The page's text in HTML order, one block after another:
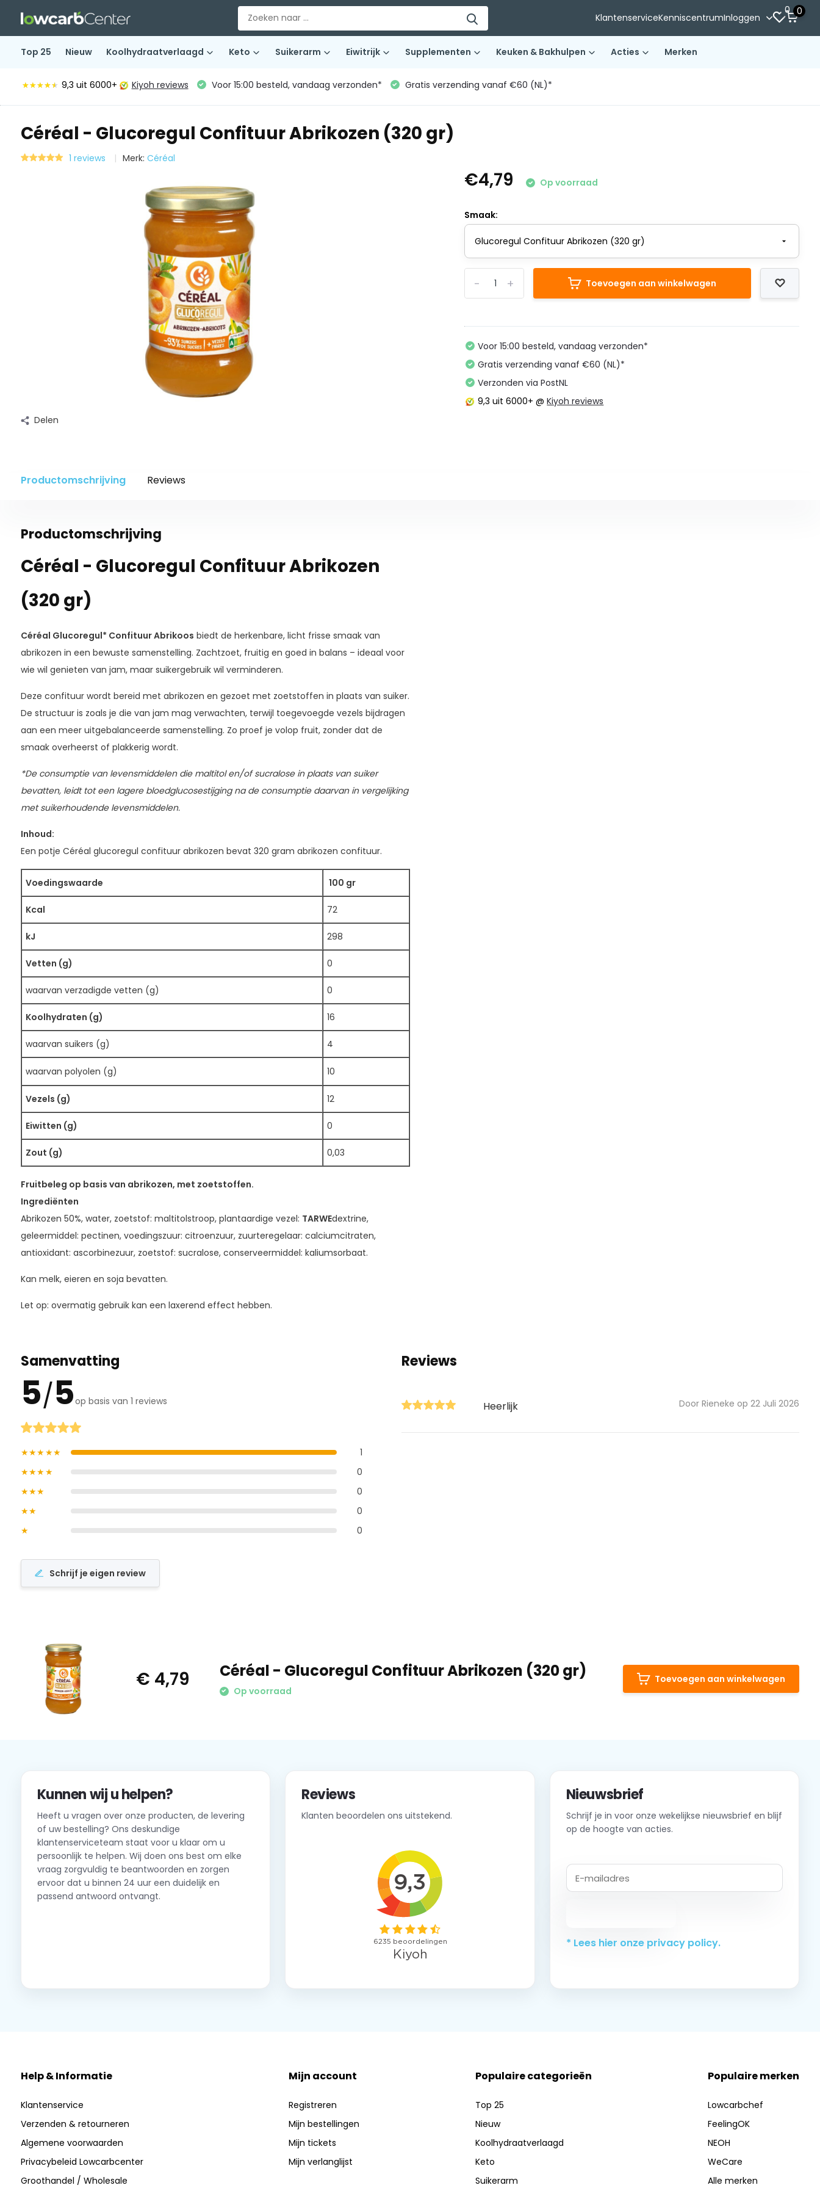
KlantenserviceKenniscentrumInloggen
0 0
Top 25 Nieuw Koolhydraatverlaagd Keto Suikerarm Eiwitrijk Supplementen Keuken & Bakhulpen Acties Merken
★★★★★
★★★★★ 9,3 uit 6000+ Kiyoh reviews Voor 15:00 besteld, vandaag verzonden* Gratis verzending vanaf €60 (NL)*
Céréal - Glucoregul Confituur Abrikozen (320 gr)
1 reviews Merk: Céréal
Delen
€4,79 Op voorraad
Smaak:
+
- Toevoegen aan winkelwagen
Voor 15:00 besteld, vandaag verzonden*
Gratis verzending vanaf €60 (NL)*
Verzonden via PostNL
9,3 uit 6000+ @Kiyoh reviews
Productomschrijving Reviews
Productomschrijving
Céréal - Glucoregul Confituur Abrikozen
(320 gr)
Céréal Glucoregul* Confituur Abrikoos biedt de herkenbare, licht frisse smaak van
abrikozen in een bewuste samenstelling. Zachtzoet, fruitig en goed in balans – ideaal voor
wie wil genieten van jam, maar suikergebruik wil verminderen.
Deze confituur wordt bereid met abrikozen en gezoet met zoetstoffen in plaats van suiker.
De structuur is zoals je die van jam mag verwachten, terwijl toegevoegde vezels bijdragen
aan een meer uitgebalanceerde samenstelling. Zo proef je volop fruit, zonder dat de
smaak overheerst of plakkerig wordt.
*De consumptie van levensmiddelen die maltitol en/of sucralose in plaats van suiker
bevatten, leidt tot een lagere bloedglucosestijging na de consumptie daarvan in vergelijking
met suikerhoudende levensmiddelen.
Inhoud:
Een potje Céréal glucoregul confituur abrikozen bevat 320 gram abrikozen confituur.
Voedingswaarde 100 gr
Kcal 72
kJ 298
Vetten (g) 0
waarvan verzadigde vetten (g) 0
Koolhydraten (g) 16
waarvan suikers (g) 4
waarvan polyolen (g) 10
Vezels (g) 12
Eiwitten (g) 0
Zout (g) 0,03
Fruitbeleg op basis van abrikozen, met zoetstoffen.
Ingrediënten
Abrikozen 50%, water, zoetstof: maltitolstroop, plantaardige vezel: TARWEdextrine,
geleermiddel: pectinen, voedingszuur: citroenzuur, zuurteregelaar: calciumcitraten,
antioxidant: ascorbinezuur, zoetstof: sucralose, conserveermiddel: kaliumsorbaat.
Kan melk, eieren en soja bevatten.
Let op: overmatig gebruik kan een laxerend effect hebben.
Samenvatting
5/5op basis van 1 reviews
★★★★★
1
★★★★
0
★★★
0
★★
0
★
0
Schrijf je eigen review
Reviews
Heerlijk Door Rieneke op 22 Juli 2026
€ 4,79 Céréal - Glucoregul Confituur Abrikozen (320 gr)
Op voorraad
Toevoegen aan winkelwagen
Kunnen wij u helpen?
Heeft u vragen over onze producten, de levering
of uw bestelling? Ons deskundige
klantenserviceteam staat voor u klaar om u
persoonlijk te helpen. Wij doen ons best om elke
vraag zorgvuldig te beantwoorden en zorgen
ervoor dat u binnen 24 uur een duidelijk en
passend antwoord ontvangt.
Reviews
Klanten beoordelen ons uitstekend.
Nieuwsbrief
Schrijf je in voor onze wekelijkse nieuwsbrief en blijf
op de hoogte van acties.
* Lees hier onze privacy policy.
Help & Informatie
Klantenservice
Verzenden & retourneren
Algemene voorwaarden
Privacybeleid Lowcarbcenter
Groothandel / Wholesale
Mijn account
Registreren
Mijn bestellingen
Mijn tickets
Mijn verlanglijst
Populaire categorieën
Top 25
Nieuw
Koolhydraatverlaagd
Keto
Suikerarm
Populaire merken
Lowcarbchef
FeelingOK
NEOH
WeCare
Alle merken